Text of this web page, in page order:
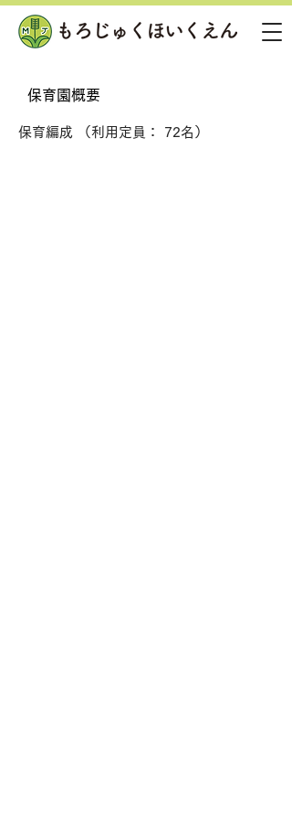
保育園概要
保育編成 （利用定員： 72名）